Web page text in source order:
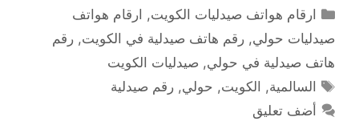
التصنيفات
ارقام هواتف صيدليات الكويت, ارقام هواتف
صيدليات حولي, رقم هاتف صيدلية في الكويت, رقم
هاتف صيدلية في حولي, صيدليات الكويت
الوسوم
السالمية, الكويت, حولي,رقم صيدلية
أضف تعليق